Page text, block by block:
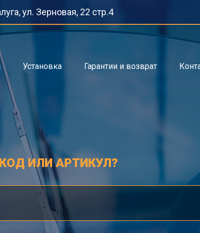
ул. Зерновая, 22 стр.4
Установка Гарантии и возврат
ИЛИ АРТИКУЛ?